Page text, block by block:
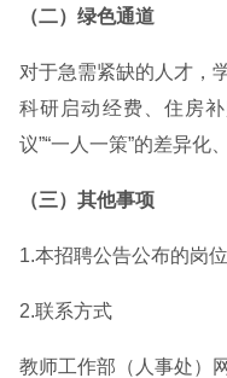
（二）绿色通道
对于急需紧缺的人才，
科研启动经费、住房
议”“一人一策”的差异化
（三）其他事项
1.本招聘公告公布的岗
2.联系方式
教师工作部（人事处）